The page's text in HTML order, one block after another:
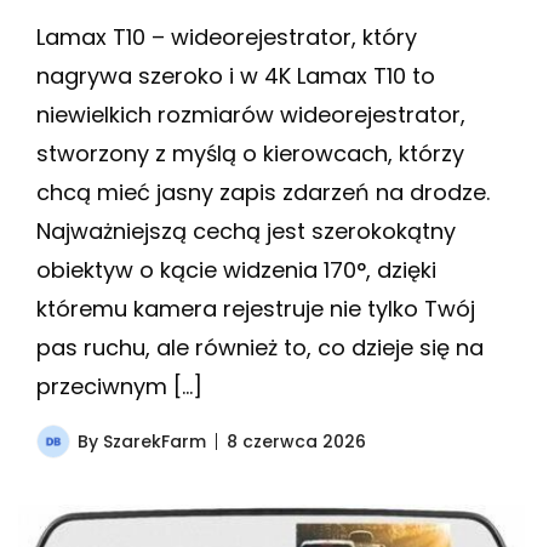
Lamax T10 – wideorejestrator, który
nagrywa szeroko i w 4K Lamax T10 to
niewielkich rozmiarów wideorejestrator,
stworzony z myślą o kierowcach, którzy
chcą mieć jasny zapis zdarzeń na drodze.
Najważniejszą cechą jest szerokokątny
obiektyw o kącie widzenia 170°, dzięki
któremu kamera rejestruje nie tylko Twój
pas ruchu, ale również to, co dzieje się na
przeciwnym […]
By SzarekFarm 8 czerwca 2026